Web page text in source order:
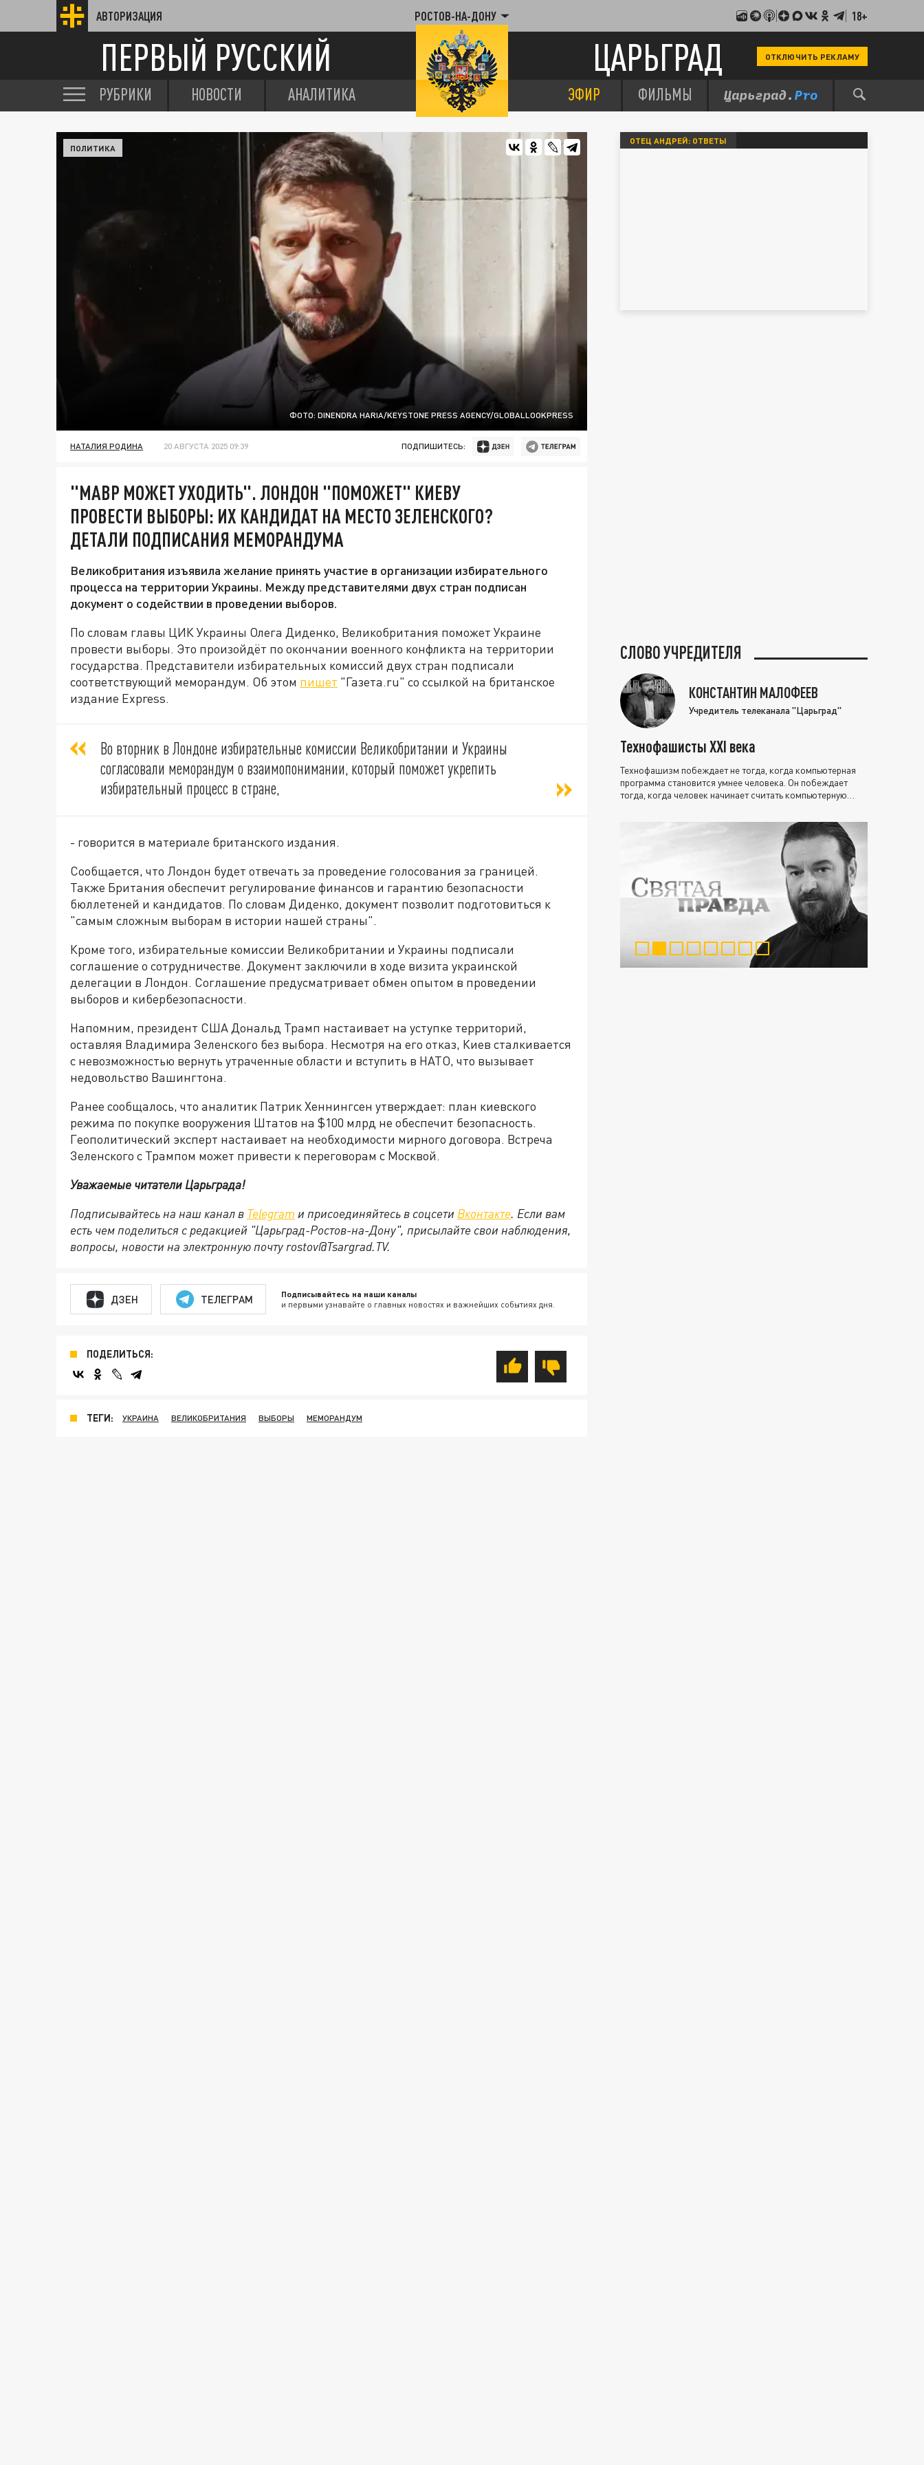
АВТОРИЗАЦИЯ РОСТОВ-НА-ДОНУ 18+
ПЕРВЫЙ РУССКИЙ ЦАРЬГРАД ОТКЛЮЧИТЬ РЕКЛАМУ
РУБРИКИ НОВОСТИ АНАЛИТИКА ЭФИР ФИЛЬМЫ
ФОТО: DINENDRA HARIA/KEYSTONE PRESS AGENCY/GLOBALLOOKPRESS
ПОЛИТИКА
НАТАЛИЯ РОДИНА 20 АВГУСТА 2025 09:39 ПОДПИШИТЕСЬ:
"МАВР МОЖЕТ УХОДИТЬ". ЛОНДОН "ПОМОЖЕТ" КИЕВУ
ПРОВЕСТИ ВЫБОРЫ: ИХ КАНДИДАТ НА МЕСТО ЗЕЛЕНСКОГО?
ДЕТАЛИ ПОДПИСАНИЯ МЕМОРАНДУМА
Великобритания изъявила желание принять участие в организации избирательного
процесса на территории Украины. Между представителями двух стран подписан
документ о содействии в проведении выборов.
По словам главы ЦИК Украины Олега Диденко, Великобритания поможет Украине
провести выборы. Это произойдёт по окончании военного конфликта на территории
государства. Представители избирательных комиссий двух стран подписали
соответствующий меморандум. Об этом пишет "Газета.ru" со ссылкой на британское
издание Express.
Во вторник в Лондоне избирательные комиссии Великобритании и Украины
согласовали меморандум о взаимопонимании, который поможет укрепить
избирательный процесс в стране,
- говорится в материале британского издания.
Сообщается, что Лондон будет отвечать за проведение голосования за границей.
Также Британия обеспечит регулирование финансов и гарантию безопасности
бюллетеней и кандидатов. По словам Диденко, документ позволит подготовиться к
"самым сложным выборам в истории нашей страны".
Кроме того, избирательные комиссии Великобритании и Украины подписали
соглашение о сотрудничестве. Документ заключили в ходе визита украинской
делегации в Лондон. Соглашение предусматривает обмен опытом в проведении
выборов и кибербезопасности.
Напомним, президент США Дональд Трамп настаивает на уступке территорий,
оставляя Владимира Зеленского без выбора. Несмотря на его отказ, Киев сталкивается
с невозможностью вернуть утраченные области и вступить в НАТО, что вызывает
недовольство Вашингтона.
Ранее сообщалось, что аналитик Патрик Хеннингсен утверждает: план киевского
режима по покупке вооружения Штатов на $100 млрд не обеспечит безопасность.
Геополитический эксперт настаивает на необходимости мирного договора. Встреча
Зеленского с Трампом может привести к переговорам с Москвой.
Уважаемые читатели Царьграда!
Подписывайтесь на наш канал в Telegram и присоединяйтесь в соцсети Вконтакте. Если вам
есть чем поделиться с редакцией "Царьград-Ростов-на-Дону", присылайте свои наблюдения,
вопросы, новости на электронную почту rostov@Tsargrad.ТV.
ДЗЕН ТЕЛЕГРАМ Подписывайтесь на наши каналы
и первыми узнавайте о главных новостях и важнейших событиях дня.
ПОДЕЛИТЬСЯ:
ТЕГИ: УКРАИНА ВЕЛИКОБРИТАНИЯ ВЫБОРЫ МЕМОРАНДУМ
ОТЕЦ АНДРЕЙ: ОТВЕТЫ
СЛОВО УЧРЕДИТЕЛЯ
КОНСТАНТИН МАЛОФЕЕВ
Учредитель телеканала "Царьград"
Технофашисты XXI века
Технофашизм побеждает не тогда, когда компьютерная
программа становится умнее человека. Он побеждает
тогда, когда человек начинает считать компьютерную